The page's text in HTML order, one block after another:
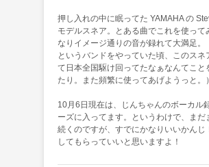
押し入れの中に眠ってた YAMAHA の
モデルスネア。とある曲でこれを使って
なりイメージ通りの音が録れて大満足。
というバンドをやっていた頃、このスネ
て日本全国駆け回ってたなぁなんてこと
たり。また頻繁に使ってあげようっと。）
10月6日現在は、じんちゃんのボーカル
ーズに入ってます。というわけで、まだ
続くのですが、すでにかなりいいかんじ
してもらっていいと思いますよ！